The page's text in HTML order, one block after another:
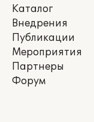
Каталог
Внедрения
Публикации
Мероприятия
Партнеры
Форум